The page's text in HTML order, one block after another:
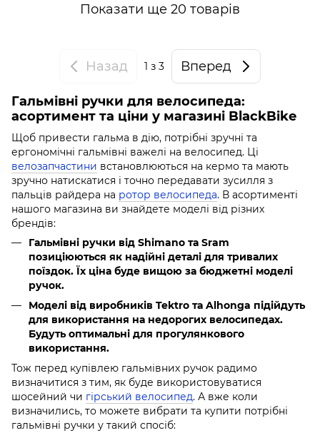
Показати ще 20 товарів
Назад 1 з 3 Вперед
Гальмівні ручки для велосипеда:
асортимент та ціни у магазині BlackBike
Щоб привести гальма в дію, потрібні зручні та
ергономічні гальмівні важелі на велосипед. Ці
велозапчастини встановлюються на кермо та мають
зручно натискатися і точно передавати зусилля з
пальців райдера на ротор велосипеда. В асортименті
нашого магазина ви знайдете моделі від різних
брендів:
Гальмівні ручки від Shimano та Sram
позиціюються як надійні деталі для тривалих
поїздок. Їх ціна буде вищою за бюджетні моделі
ручок.
Моделі від виробників Tektro та Alhonga підійдуть
для використання на недорогих велосипедах.
Будуть оптимальні для прогулянкового
використання.
Тож перед купівлею гальмівних ручок радимо
визначитися з тим, як буде використовуватися
шосейний чи гірський велосипед. А вже коли
визначились, то можете вибрати та купити потрібні
гальмівні ручки у такий спосіб: